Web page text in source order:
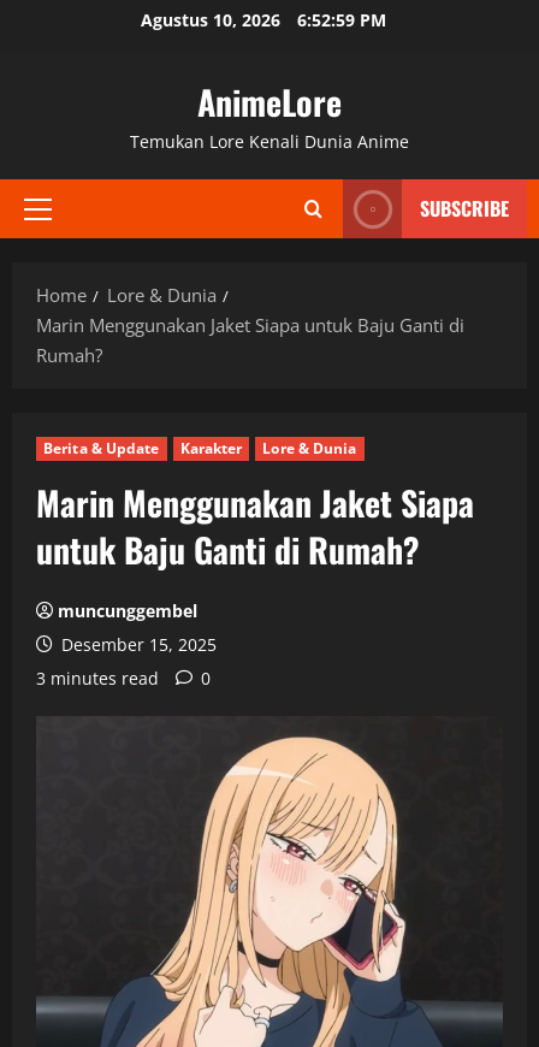
Agustus 10, 2026 6:53:00 PM
AnimeLore
Temukan Lore Kenali Dunia Anime
Primary
SUBSCRIBE
Home
Lore & Dunia
Marin Menggunakan Jaket Siapa untuk Baju Ganti di
Rumah?
Berita & Update Karakter Lore & Dunia
Marin Menggunakan Jaket Siapa
untuk Baju Ganti di Rumah?
muncunggembel
Desember 15, 2025
3 minutes read
0